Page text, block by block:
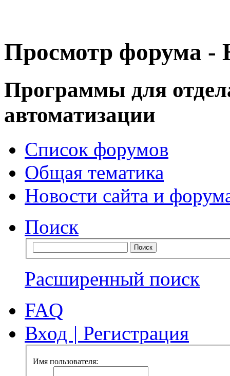
Просмотр форума -
Программы для
автоматизации
Список форумов
Общая тематика
Новости сайта и
Поиск
Расширенный поиск
FAQ
Вход | Регистрация
Имя пользователя: